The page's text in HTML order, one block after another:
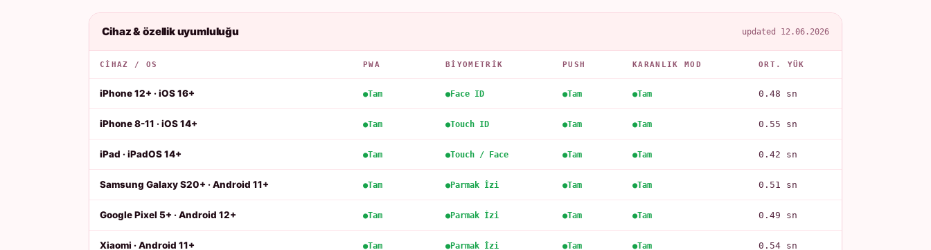
Cihaz & özellik uyumluluğu updated 12.06.2026
CIHAZ / OS PWA BIYOMETRIK PUSH KARANLIK MOD ORT. YÜK
iPhone 12+ · iOS 16+ Tam Face ID Tam Tam 0.48 sn
iPhone 8-11 · iOS 14+ Tam Touch ID Tam Tam 0.55 sn
iPad · iPadOS 14+ Tam Touch / Face Tam Tam 0.42 sn
Samsung Galaxy S20+ · Android 11+ Tam Parmak İzi Tam Tam 0.51 sn
Google Pixel 5+ · Android 12+ Tam Parmak İzi Tam Tam 0.49 sn
Xiaomi · Android 11+ Tam Parmak İzi Tam Tam 0.54 sn